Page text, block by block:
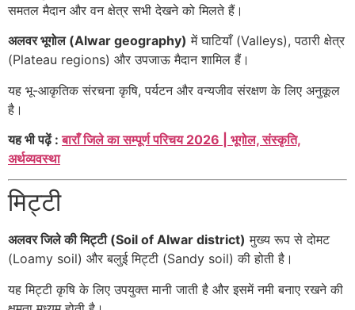
समतल मैदान और वन क्षेत्र सभी देखने को मिलते हैं।
अलवर भूगोल (Alwar geography) में घाटियाँ (Valleys), पठारी क्षेत्र
(Plateau regions) और उपजाऊ मैदान शामिल हैं।
यह भू-आकृतिक संरचना कृषि, पर्यटन और वन्यजीव संरक्षण के लिए अनुकूल
है।
यह भी पढ़ें :बाराँ जिले का सम्पूर्ण परिचय 2026 | भूगोल, संस्कृति,
अर्थव्यवस्था
मिट्टी
अलवर जिले की मिट्टी (Soil of Alwar district) मुख्य रूप से दोमट
(Loamy soil) और बलुई मिट्टी (Sandy soil) की होती है।
यह मिट्टी कृषि के लिए उपयुक्त मानी जाती है और इसमें नमी बनाए रखने की